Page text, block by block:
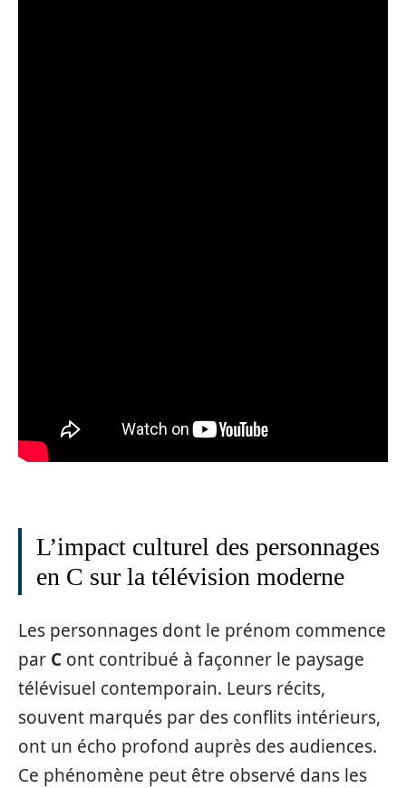
L’impact culturel des personnages
en C sur la télévision moderne
Les personnages dont le prénom commence
par C ont contribué à façonner le paysage
télévisuel contemporain. Leurs récits,
souvent marqués par des conflits intérieurs,
ont un écho profond auprès des audiences.
Ce phénomène peut être observé dans les